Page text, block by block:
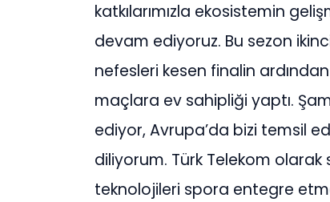
katkılarımızla ekosistemin
devam ediyoruz. Bu sezon
nefesleri kesen finalin
maçlara ev sahipliği yaptı.
ediyor, Avrupa’da bizi temsil
diliyorum. Türk Telekom
teknolojileri spora entegre